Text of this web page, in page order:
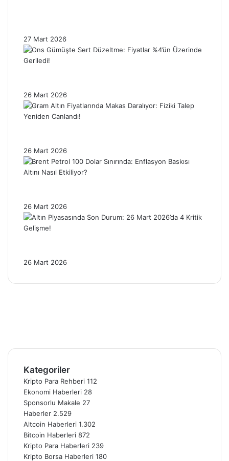
27 Mart 2026
26 Mart 2026
26 Mart 2026
26 Mart 2026
26 Mart 2026
Kategoriler
Kripto Para Rehberi 112
Ekonomi Haberleri 28
Sponsorlu Makale 27
Haberler 2.529
Altcoin Haberleri 1.302
Bitcoin Haberleri 872
Kripto Para Haberleri 239
Kripto Borsa Haberleri 180